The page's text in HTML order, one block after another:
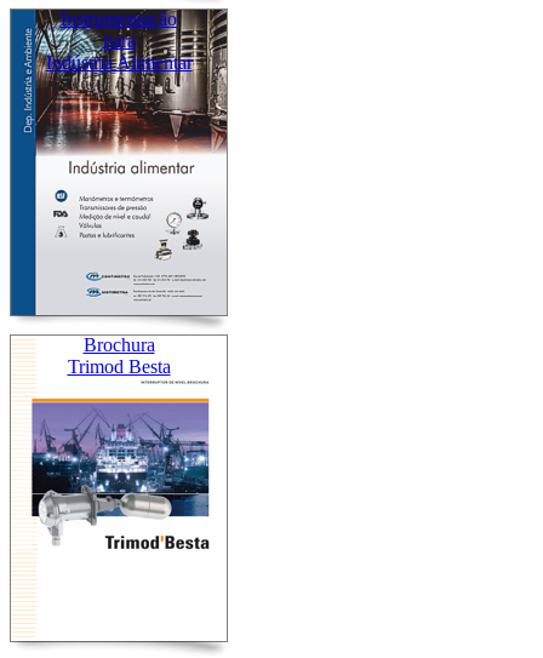
Instrumentação
para
Indústria Alimentar
Brochura
Trimod Besta